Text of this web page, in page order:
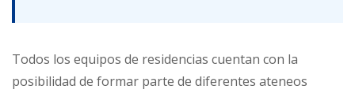
Todos los equipos de residencias cuentan con la
posibilidad de formar parte de diferentes ateneos